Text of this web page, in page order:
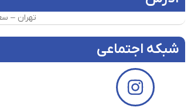
تهران –
شبکه اجتماعی